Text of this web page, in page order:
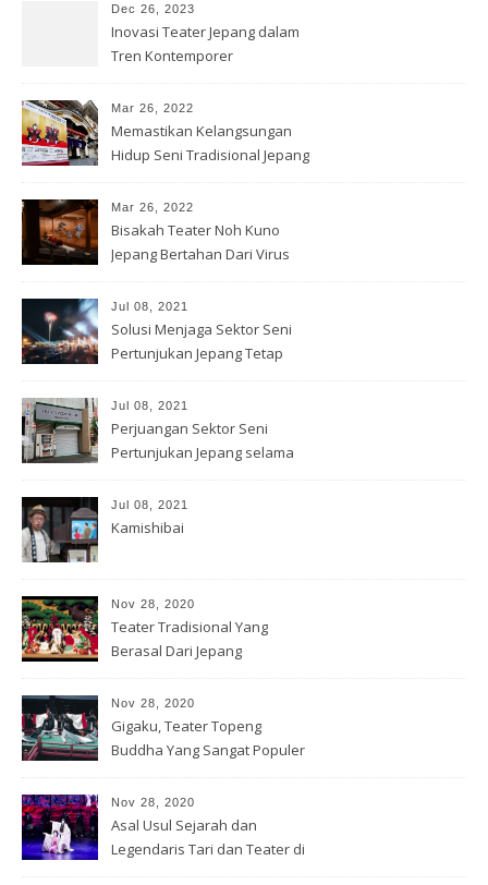
Dec 26, 2023
Inovasi Teater Jepang dalam
Tren Kontemporer
Mar 26, 2022
Memastikan Kelangsungan
Hidup Seni Tradisional Jepang
Mar 26, 2022
Bisakah Teater Noh Kuno
Jepang Bertahan Dari Virus
Jul 08, 2021
Solusi Menjaga Sektor Seni
Pertunjukan Jepang Tetap
Jul 08, 2021
Perjuangan Sektor Seni
Pertunjukan Jepang selama
Jul 08, 2021
Kamishibai
Nov 28, 2020
Teater Tradisional Yang
Berasal Dari Jepang
Nov 28, 2020
Gigaku, Teater Topeng
Buddha Yang Sangat Populer
Nov 28, 2020
Asal Usul Sejarah dan
Legendaris Tari dan Teater di